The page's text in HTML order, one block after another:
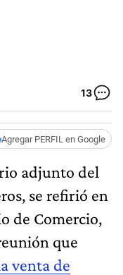
13
Agregar PERFIL en Google
adjunto del
se refirió en
de Comercio,
que
venta de